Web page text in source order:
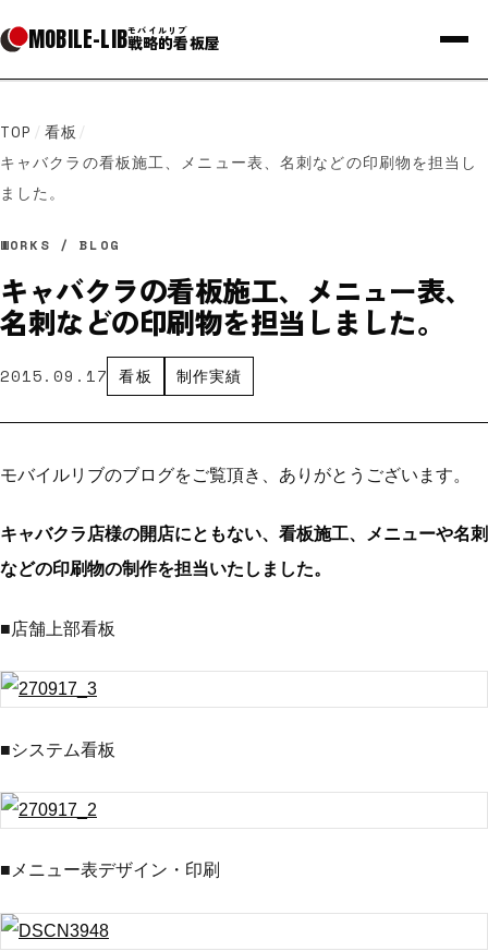
MOBILE-LIBモバイルリブ
戦略的看板屋
TOP / 看板 /
キャバクラの看板施工、メニュー表、名刺などの印刷物を担当し
ました。
WORKS / BLOG
キャバクラの看板施工、メニュー表、
名刺などの印刷物を担当しました。
2015.09.17 看板 制作実績
モバイルリブのブログをご覧頂き、ありがとうございます。
キャバクラ店様の開店にともない、看板施工、メニューや名刺
などの印刷物の制作を担当いたしました。
■店舗上部看板
■システム看板
■メニュー表デザイン・印刷